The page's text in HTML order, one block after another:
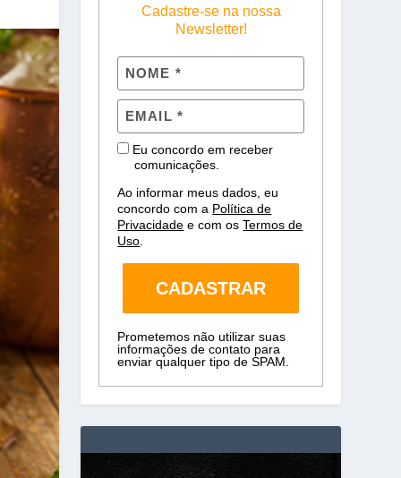
Cadastre-se na nossa
Newsletter!
Eu concordo em receber
comunicações.
Ao informar meus dados, eu
concordo com a Política de
Privacidade e com osTermos de
Uso
CADASTRAR
Prometemos não utilizar suas
informações de contato para
enviar qualquer tipo de SPAM.